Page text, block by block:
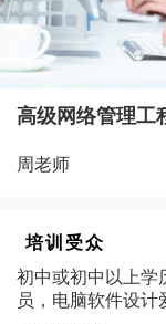
高级网络管理工
周老师
培训受众
初中或初中以上学
员，电脑软件设计